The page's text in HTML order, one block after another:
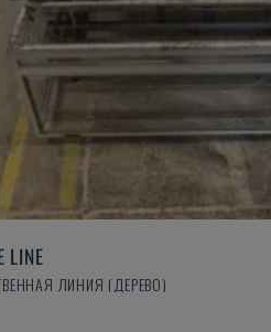
LINE
ЛИНИЯ (ДЕРЕВО)